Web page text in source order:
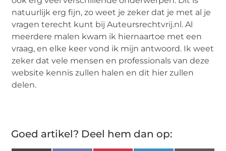
natuurlijk erg fijn, zo weet je zeker dat je met al je
vragen terecht kunt bij Auteursrechtvrij.nl. Al
meerdere malen kwam ik hiernaartoe met een
vraag, en elke keer vond ik mijn antwoord. Ik weet
zeker dat vele mensen en professionals van deze
website kennis zullen halen en dit hier zullen
delen.
Goed artikel? Deel hem dan op: